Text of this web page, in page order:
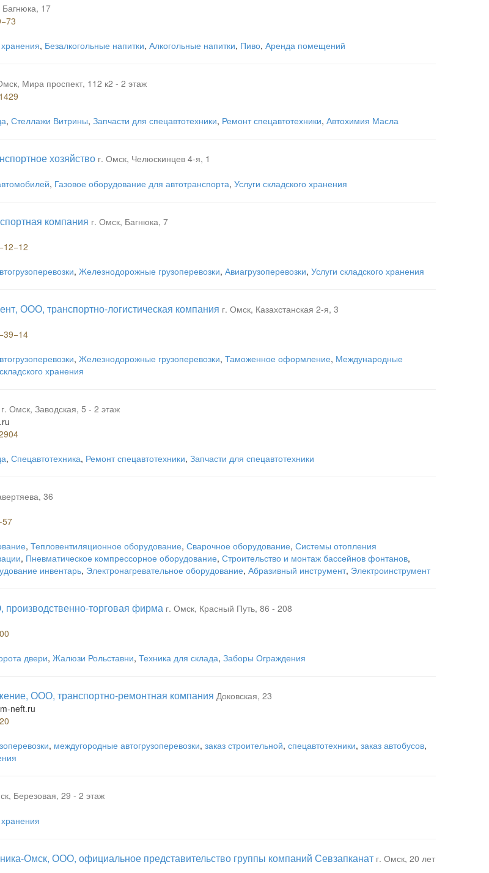
Багнюка, 17
хранения, Безалкогольные напитки, Алкогольные напитки, Пиво, Аренда помещений
Мира проспект, 112 к2 - 2 этаж
, Стеллажи Витрины, Запчасти для спецавтотехники, Ремонт спецавтотехники, Автохимия Масла
хозяйство г. Омск, Челюскинцев 4-я, 1
, Газовое оборудование для автотранспорта, Услуги складского хранения
компания г. Омск, Багнюка, 7
, Железнодорожные грузоперевозки, Авиагрузоперевозки, Услуги складского хранения
ООО, транспортно-логистическая компания г. Омск, Казахстанская 2-я, 3
, Железнодорожные грузоперевозки, Таможенное оформление, Международные
хранения
г. Омск, Заводская, 5 - 2 этаж
, Спецавтотехника, Ремонт спецавтотехники, Запчасти для спецавтотехники
36
57
, Тепловентиляционное оборудование, Сварочное оборудование, Системы отопления
, Пневматическое компрессорное оборудование, Строительство и монтаж бассейнов фонтанов,
инвентарь, Электронагревательное оборудование, Абразивный инструмент, Электроинструмент
торговая фирма г. Омск, Красный Путь, 86 - 208
двери, Жалюзи Рольставни, Техника для склада, Заборы Ограждения
ООО, транспортно-ремонтная компания Доковская, 23
neft.ru
, междугородные автогрузоперевозки, заказ строительной, спецавтотехники, заказ автобусов,
Березовая, 29 - 2 этаж
хранения
Омск, ООО, официальное представительство группы компаний Севзапканат г. Омск, 20 лет